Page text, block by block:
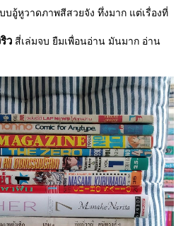
อู้หูวาดภาพสีสวยจัง ทึ่งมาก แต่เรื่องที่
ว สี่เล่มจบ ยืมเพื่อนอ่าน มันมาก อ่าน